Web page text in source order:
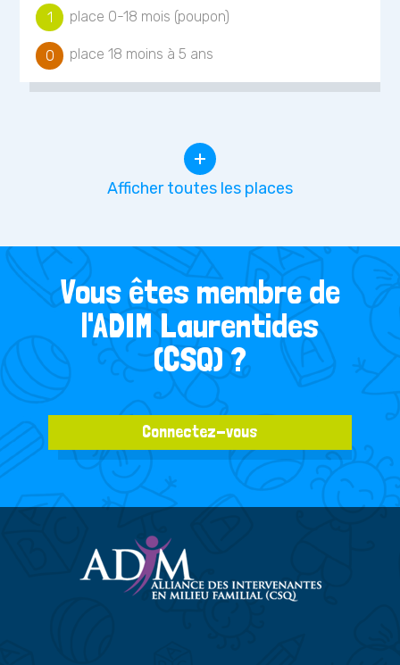
1 place 0-18 mois (poupon)
0 place 18 moins à 5 ans
Afficher toutes les places
Vous êtes membre de
l'ADIM Laurentides
(CSQ) ?
Connectez-vous